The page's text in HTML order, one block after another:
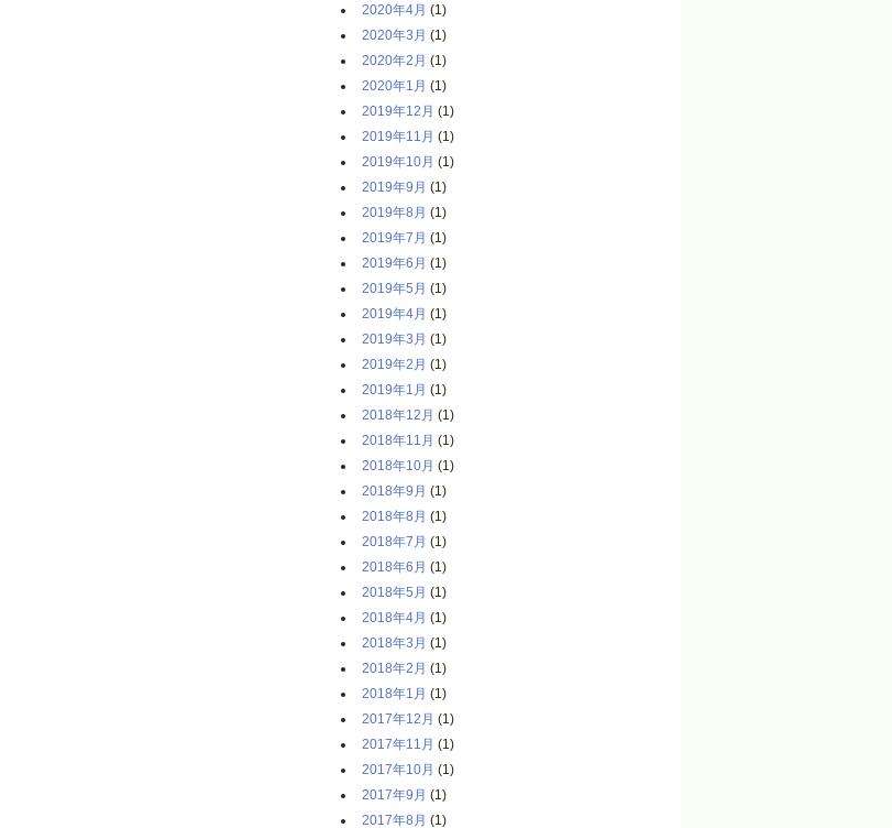
2020年4月 (1)
2020年3月 (1)
2020年2月 (1)
2020年1月 (1)
2019年12月 (1)
2019年11月 (1)
2019年10月 (1)
2019年9月 (1)
2019年8月 (1)
2019年7月 (1)
2019年6月 (1)
2019年5月 (1)
2019年4月 (1)
2019年3月 (1)
2019年2月 (1)
2019年1月 (1)
2018年12月 (1)
2018年11月 (1)
2018年10月 (1)
2018年9月 (1)
2018年8月 (1)
2018年7月 (1)
2018年6月 (1)
2018年5月 (1)
2018年4月 (1)
2018年3月 (1)
2018年2月 (1)
2018年1月 (1)
2017年12月 (1)
2017年11月 (1)
2017年10月 (1)
2017年9月 (1)
2017年8月 (1)